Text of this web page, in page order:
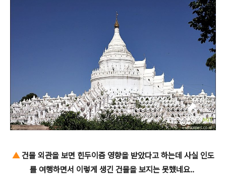
▲건물 외관을 보면 힌두이즘 영향을 받았다고 하는데 사실 인도
를 여행하면서 이렇게 생긴 건물을 보지는 못했네요..